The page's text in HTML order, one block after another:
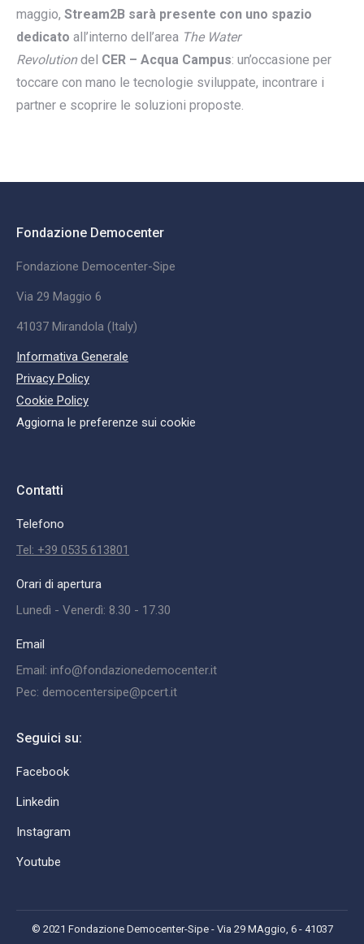
maggio, Stream2B sarà presente con uno spazio
dedicato all’interno dell’area The Water
Revolutiondel CER – Acqua Campus: un’occasione per
toccare con mano le tecnologie sviluppate, incontrare i
partner e scoprire le soluzioni proposte.
Fondazione Democenter
Fondazione Democenter-Sipe
Via 29 Maggio 6
41037 Mirandola (Italy)
Informativa Generale
Privacy Policy
Cookie Policy
Aggiorna le preferenze sui cookie
Contatti
Telefono
Tel: +39 0535 613801
Orari di apertura
Lunedì - Venerdì: 8.30 - 17.30
Email
Email: info@fondazionedemocenter.it
Pec: democentersipe@pcert.it
Seguici su:
Facebook
Linkedin
Instagram
Youtube
© 2021 Fondazione Democenter-Sipe - Via 29 MAggio, 6 - 41037